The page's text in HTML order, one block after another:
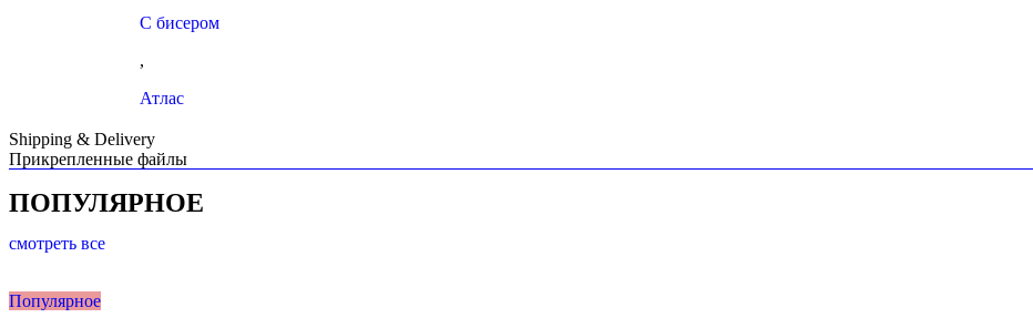
С бисером
,
Атлас
Shipping & Delivery
Прикрепленные файлы
ПОПУЛЯРНОЕ
смотреть все
Популярное